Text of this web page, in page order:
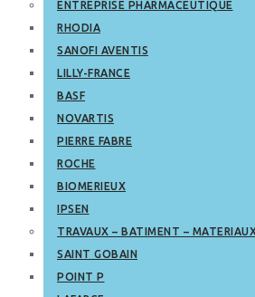
ENTREPRISE PHARMACEUTIQUE
RHODIA
SANOFI AVENTIS
LILLY-FRANCE
BASF
NOVARTIS
PIERRE FABRE
ROCHE
BIOMERIEUX
IPSEN
TRAVAUX – BATIMENT –
SAINT GOBAIN
POINT P